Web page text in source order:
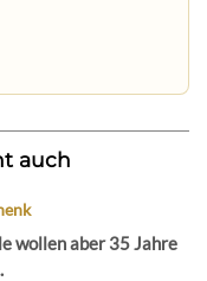
auch
wollen aber 35 Jahre